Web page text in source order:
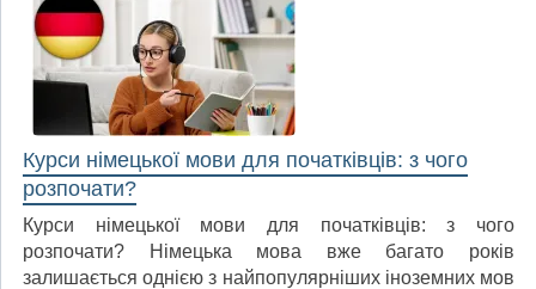
Курси німецької мови для початківців: з чого
розпочати?
Курси німецької мови для початківців: з чого
розпочати? Німецька мова вже багато років
залишається однією з найпопулярніших іноземних мов